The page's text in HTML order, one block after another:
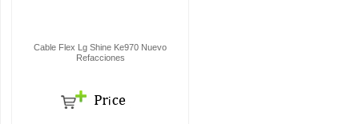
Cable Flex Lg Shine Ke970 Nuevo
Refacciones